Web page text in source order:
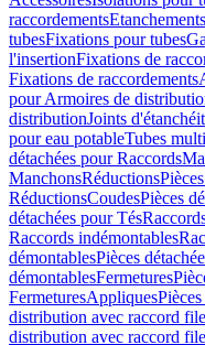
raccordements
tubesFixations pour tubes
l'insertionFixations de
Fixations de raccordements
pour Armoires de
distributionJoints
pour eau potableTubes
détachées pour Raccords
ManchonsRéductions
RéductionsCoudesPièces
détachées pour Tés
Raccords indémontables
démontablesPièces
démontablesFermetures
FermeturesAppliques
distribution avec raccord
distribution avec raccord